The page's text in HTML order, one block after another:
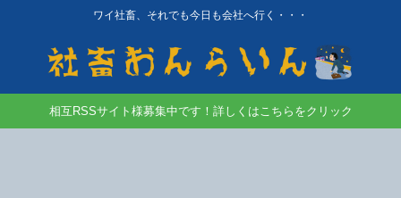
ワイ社畜、それでも今日も会社へ行く・・・
相互RSSサイト様募集中です！詳しくはこちらをクリック